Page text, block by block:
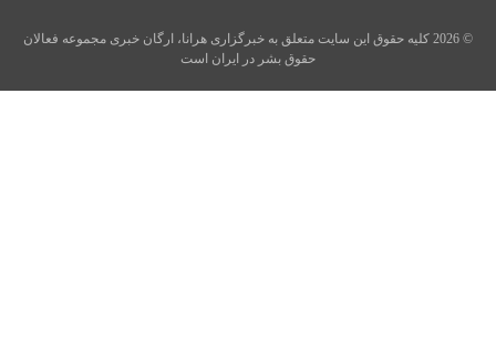
© 2026 کلیه حقوق این سایت متعلق به خبرگزاری هرانا، ارگان خبری مجموعه فعالان
حقوق بشر در ایران است